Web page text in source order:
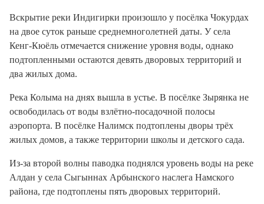
Вскрытие реки Индигирки произошло у посёлка Чокурдах
на двое суток раньше среднемноголетней даты. У села
Кенг-Кюёль отмечается снижение уровня воды, однако
подтопленными остаются девять дворовых территорий и
два жилых дома.
Река Колыма на днях вышла в устье. В посёлке Зырянка не
освободилась от воды взлётно-посадочной полосы
аэропорта. В посёлке Налимск подтоплены дворы трёх
жилых домов, а также территории школы и детского сада.
Из-за второй волны паводка поднялся уровень воды на реке
Алдан у села Сыгыннах Арбынского наслега Намского
района, где подтоплены пять дворовых территорий.